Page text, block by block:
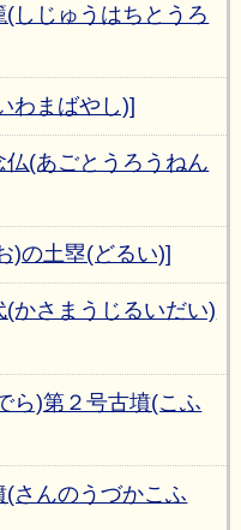
しじゅうはちとうろ
わまばやし)]
(あごとうろうねん
)の土塁(どるい)]
かさまうじるいだい)
ら)第２号古墳(こふ
さんのうづかこふ